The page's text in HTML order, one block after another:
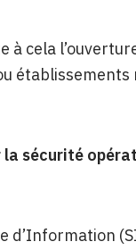
à cela
établissements
la sécurité
d’Information